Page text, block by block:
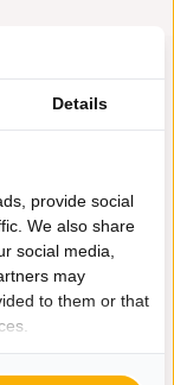
Details
provide social
We also share
social media,
may
to them or that